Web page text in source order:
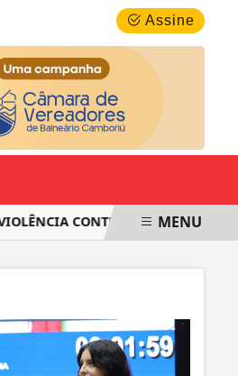
Assine
CONTRA AS MULHERES EM
MENU